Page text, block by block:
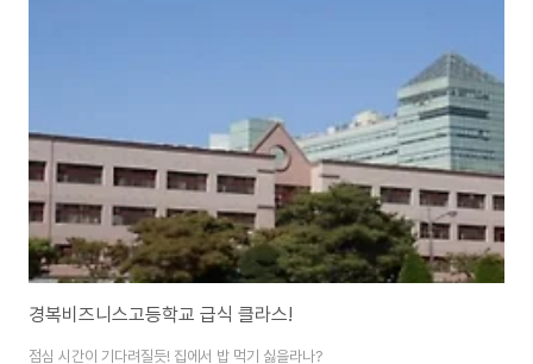
경복비즈니스고등학교 급식 클라스!
점심 시간이 기다려질듯! 집에서 밥 먹기 싫을라나?